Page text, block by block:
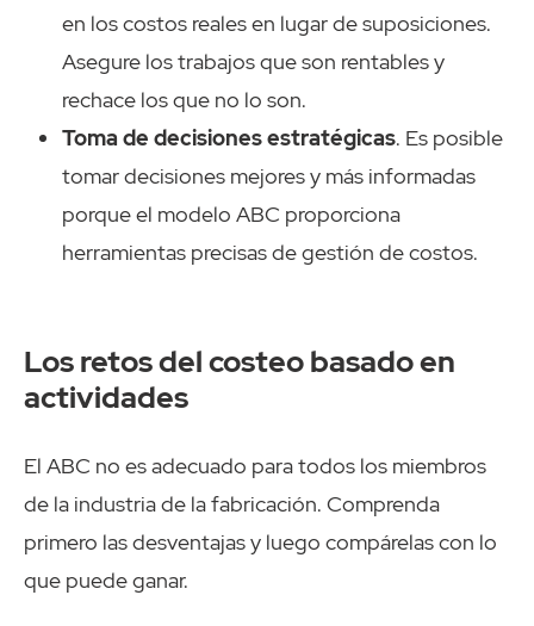
en los costos reales en lugar de suposiciones.
Asegure los trabajos que son rentables y
rechace los que no lo son.
Toma de decisiones estratégicas. Es posible
tomar decisiones mejores y más informadas
porque el modelo ABC proporciona
herramientas precisas de gestión de costos.
Los retos del costeo basado en
actividades
El ABC no es adecuado para todos los miembros
de la industria de la fabricación. Comprenda
primero las desventajas y luego compárelas con lo
que puede ganar.